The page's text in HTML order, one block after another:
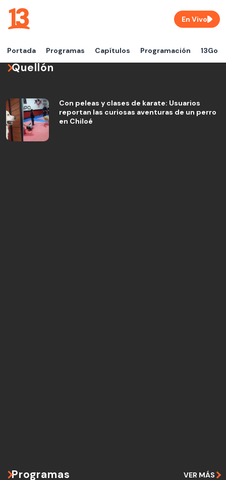
Portada Programas Capítulos Programación 13Go
En Vivo
Quellón
Con peleas y clases de karate: Usuarios
reportan las curiosas aventuras de un perro
en Chiloé
Programas VER MÁS